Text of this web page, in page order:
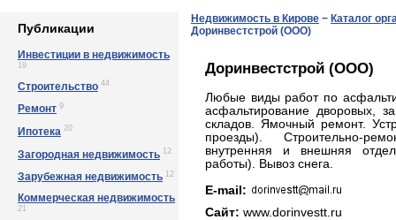
Публикации
Инвестиции в недвижимость
19
Строительство 44
Ремонт 9
Ипотека 20
Загородная недвижимость 12
Зарубежная недвижимость 12
Коммерческая недвижимость
21
Недвижимость в Кирове − Каталог
Доринвестстрой (ООО)
Доринвестстрой (ООО)
Любые виды работ по
асфальтирование дворовых,
складов. Ямочный ремонт.
проезды). Строительно-
внутренняя и внешняя
работы). Вывоз снега.
E-mail:
Сайт: www.dorinvestt.ru